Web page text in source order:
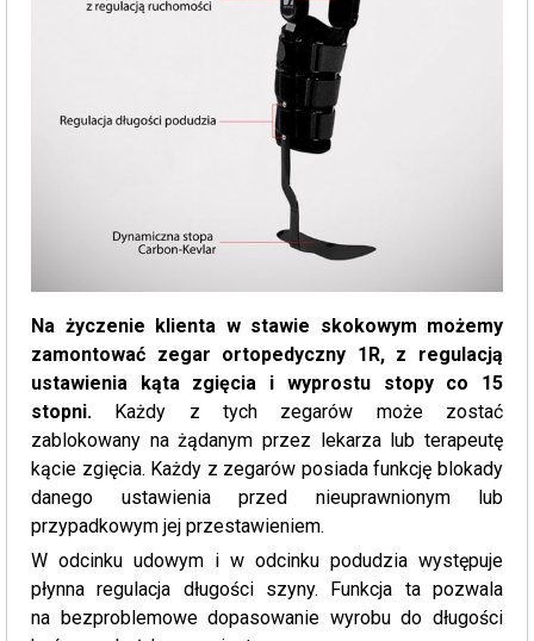
Na życzenie klienta w stawie skokowym możemy
zamontować zegar ortopedyczny 1R, z regulacją
ustawienia kąta zgięcia i wyprostu stopy co 15
stopni.
Każdy z tych zegarów może zostać
zablokowany na żądanym przez lekarza lub terapeutę
kącie zgięcia. Każdy z zegarów posiada funkcję blokady
danego ustawienia przed nieuprawnionym lub
przypadkowym jej przestawieniem.
W odcinku udowym i w odcinku podudzia występuje
płynna regulacja długości szyny. Funkcja ta pozwala
na bezproblemowe dopasowanie wyrobu do długości